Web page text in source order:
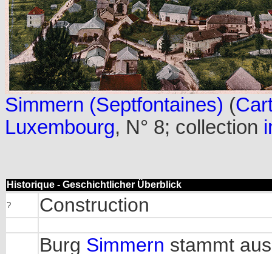
Simmern (Septfontaines) (
Luxembourg, N° 8; collection
Historique - Geschichtlicher Überblick
?
Construction
Burg Simmern stammt